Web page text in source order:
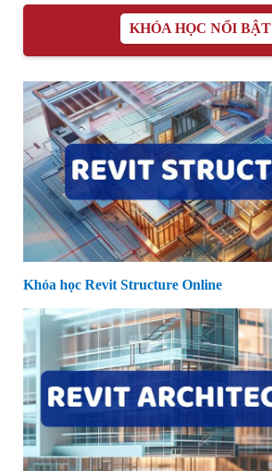
KHÓA HỌC NỔI BẬT
Khóa học Revit Structure Online